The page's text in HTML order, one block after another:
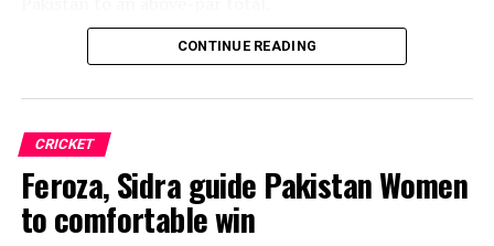
Sri Lanka’s bowlers shared the wickets, with Kavisha
Praboda, Sugandika Kumari and Kawya Kavindi chipped
in with one wicket apiece, while disciplined fielding
produced two crucial run-outs.
The chase belonged entirely to Dulani, who delivered
the innings of the match. Displaying confidence,
CONTINUE READING
CRICKET
Feroza, Sidra guide Pakistan Women
to comfortable win